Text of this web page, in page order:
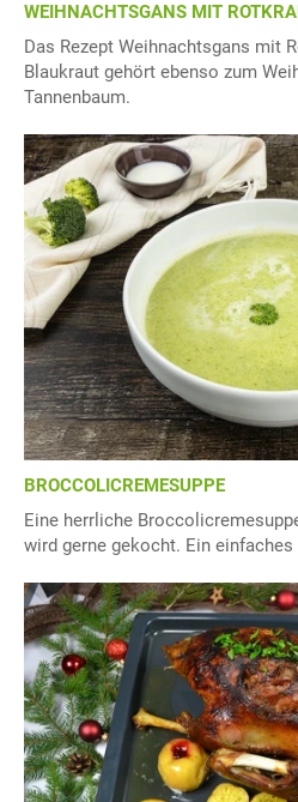
WEIHNACHTSGANS MIT
Das Rezept Weihnachtsgans mit
Blaukraut gehört ebenso zum
Tannenbaum.
BROCCOLICREMESUPPE
Eine herrliche
wird gerne gekocht. Ein